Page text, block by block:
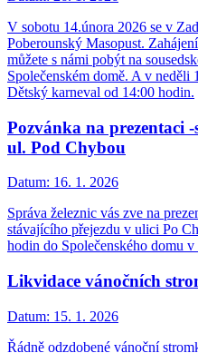
V sobotu 14.února 2026 se v
Poberounský Masopust.
můžete s námi pobýt na
Společenském domě. A v
Dětský karneval od 14:00 hodin.
Pozvánka na prezentaci
ul. Pod Chybou
Datum: 16. 1. 2026
Správa železnic vás zve na
stávajícího přejezdu v ulici Po
hodin do Společenského domu
Likvidace vánočních
Datum: 15. 1. 2026
Řádně odzdobené vánoční